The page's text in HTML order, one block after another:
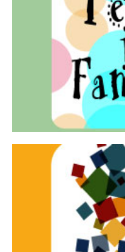
Teatro In Famiglia è
per far condividere
Tracce